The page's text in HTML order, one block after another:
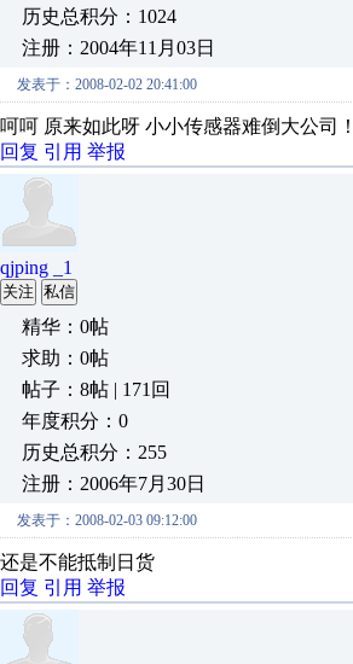
历史总积分：1024
注册：2004年11月03日
发表于：2008-02-02 20:41:00
呵呵 原来如此呀 小小传感器难倒大公司
回复 引用 举报
qjping _1
关注 私信
精华：0帖
求助：0帖
帖子：8帖 | 171回
年度积分：0
历史总积分：255
注册：2006年7月30日
发表于：2008-02-03 09:12:00
还是不能抵制日货
回复 引用 举报